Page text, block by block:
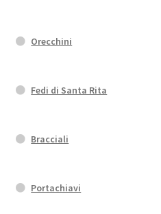
Orecchini
Fedi di Santa Rita
Bracciali
Portachiavi